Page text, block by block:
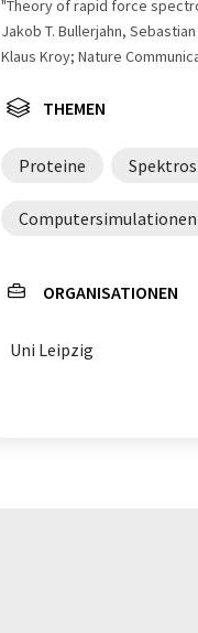
"Theory of rapid force
Jakob T. Bullerjahn,
Klaus Kroy; Nature
THEMEN
Proteine
Computersimulationen
ORGANISATIONEN
Uni Leipzig